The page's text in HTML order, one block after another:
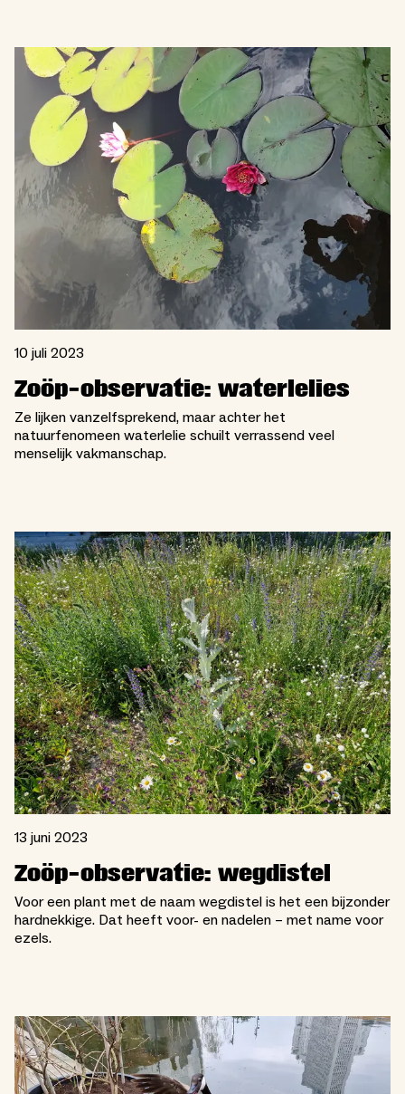
10 juli 2023
Zoöp-observatie: waterlelies
Ze lijken vanzelfsprekend, maar achter het
natuurfenomeen waterlelie schuilt verrassend veel
menselijk vakmanschap.
13 juni 2023
Zoöp-observatie: wegdistel
Voor een plant met de naam wegdistel is het een bijzonder
hardnekkige. Dat heeft voor- en nadelen – met name voor
ezels.